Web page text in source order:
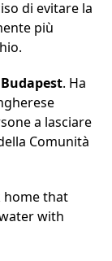
di evitare la
più
. Ha
a lasciare
Comunità
home that
with